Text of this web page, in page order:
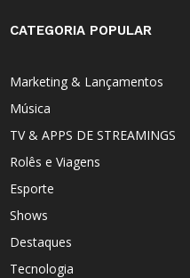
CATEGORIA POPULAR
Marketing & Lançamentos
Música
TV & APPS DE STREAMINGS
Rolês e Viagens
Esporte
Shows
Destaques
Tecnologia